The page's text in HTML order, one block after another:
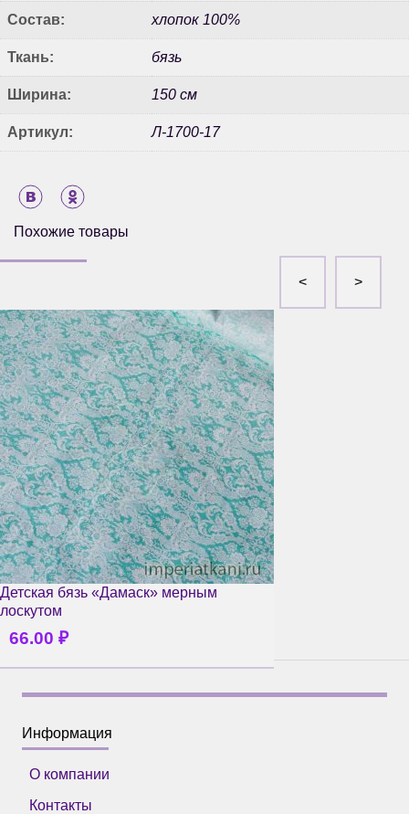
Состав: хлопок 100%
Ткань: бязь
Ширина: 150 см
Артикул: Л-1700-17
Похожие товары
Детская бязь «Дамаск» мерным
лоскутом
66.00 ₽
Информация
О компании
Контакты